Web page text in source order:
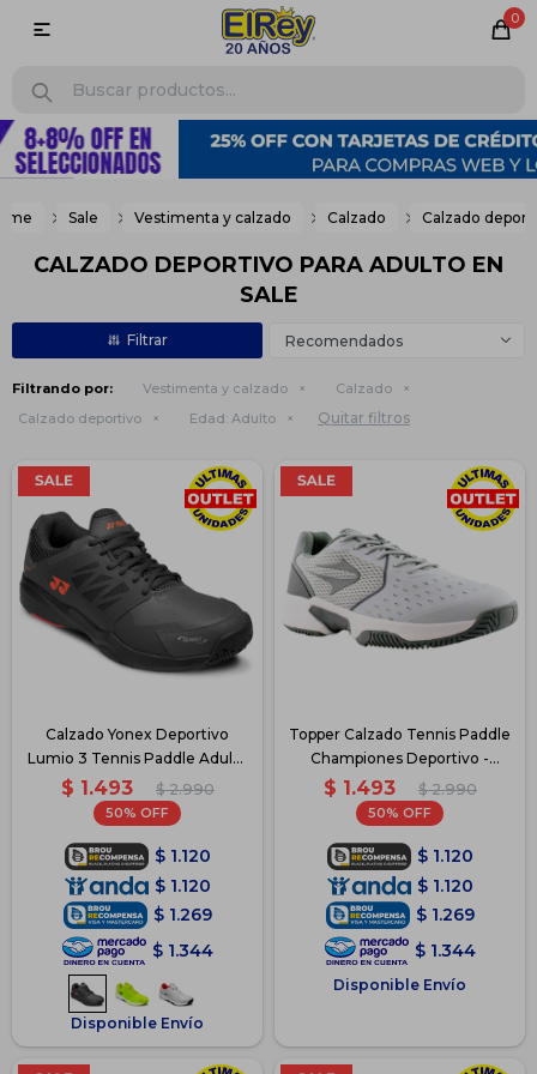
0

Sale Vestimenta y calzado Calzado Calzado
CALZADO DEPORTIVO PARA ADULTO EN
SALE
Recomendados
Filtrando por: Vestimenta y calzado
Calzado
Calzado deportivo
Edad: Adulto Quitar filtros
Calzado Yonex Deportivo
Lumio 3 Tennis Paddle Adulto
- Gris
$ 1.493 $ 2.990
50
$ 1.120
$ 1.120
$ 1.269
$ 1.344
Disponible Envío
Topper Calzado Tennis Paddle
Championes Deportivo -
Gris/Blanco
$ 1.493 $ 2.990
50
$ 1.120
$ 1.120
$ 1.269
$ 1.344
Disponible Envío